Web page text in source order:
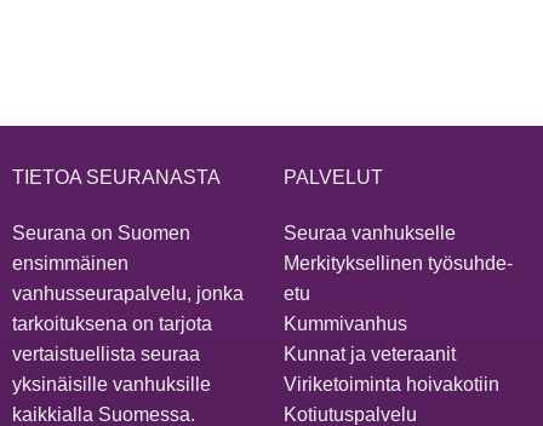
TIETOA SEURANASTA
Seurana on Suomen
ensimmäinen
vanhusseurapalvelu, jonka
tarkoituksena on tarjota
vertaistuellista seuraa
yksinäisille vanhuksille
kaikkialla Suomessa.
PALVELUT
Seuraa vanhukselle
Merkityksellinen työsuhde-
etu
Kummivanhus
Kunnat ja veteraanit
Viriketoiminta hoivakotiin
Kotiutuspalvelu